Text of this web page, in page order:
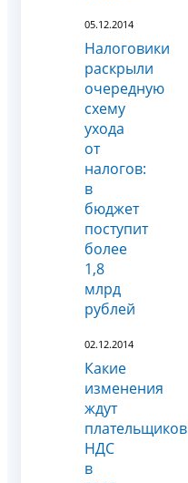
05.12.2014
Налоговики
раскрыли
очередную
схему
ухода
от
налогов:
в
бюджет
поступит
более
1,8
млрд
рублей
02.12.2014
Какие
изменения
ждут
плательщиков
НДС
в